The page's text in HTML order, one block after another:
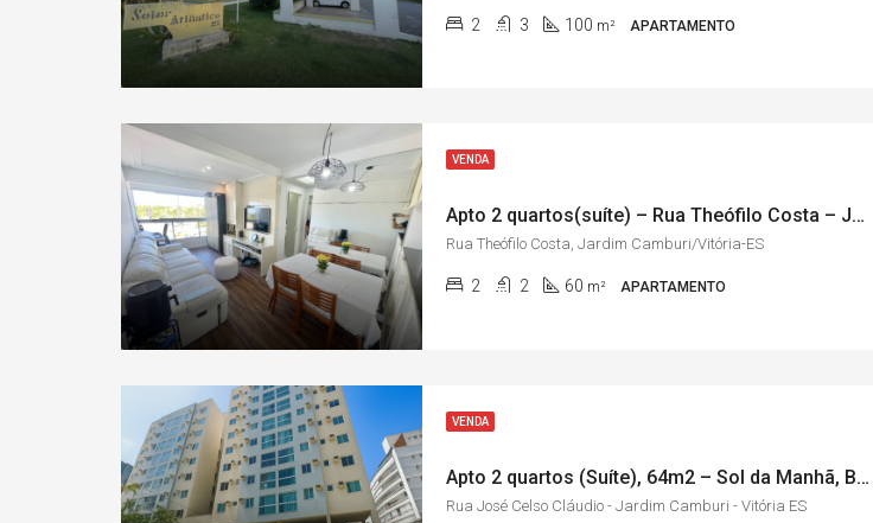
2 3 100 m² APARTAMENTO
VENDA
Apto 2 quartos(suíte) – Rua Theófilo Costa – Jardim Camburi/Vitória-ES
Rua Theófilo Costa, Jardim Camburi/Vitória-ES
2 2 60 m² APARTAMENTO
VENDA
Apto 2 quartos (Suíte), 64m2 – Sol da Manhã, Bairro Jardim Camburi/Vitória-ES
Rua José Celso Cláudio - Jardim Camburi - Vitória ES